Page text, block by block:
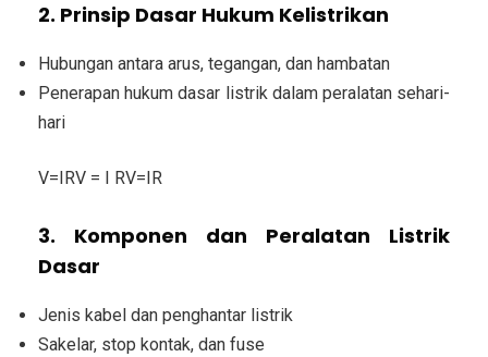
2. Prinsip Dasar Hukum Kelistrikan
Hubungan antara arus, tegangan, dan hambatan
Penerapan hukum dasar listrik dalam peralatan sehari-
hari
V=IRV = I RV=IR
3. Komponen dan Peralatan Listrik
Dasar
Jenis kabel dan penghantar listrik
Sakelar, stop kontak, dan fuse